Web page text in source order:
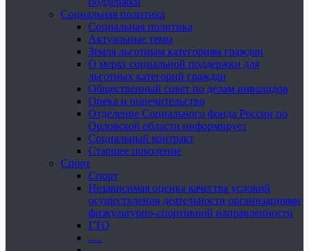
Социальная политика
Социальная политика
Актуальные темы
Земля льготным категориям граждан
О мерах социальной поддержки для
льготных категорий граждан
Общественный совет по делам инвалидов
Опека и попечительство
Отделение Социального фонда России по
Орловской области информирует
Социальный контракт
Старшее поколение
Спорт
Спорт
Независимая оценка качества условий
осуществления деятельности организациями
физкультурно-спортивной направленности
ГТО
.....